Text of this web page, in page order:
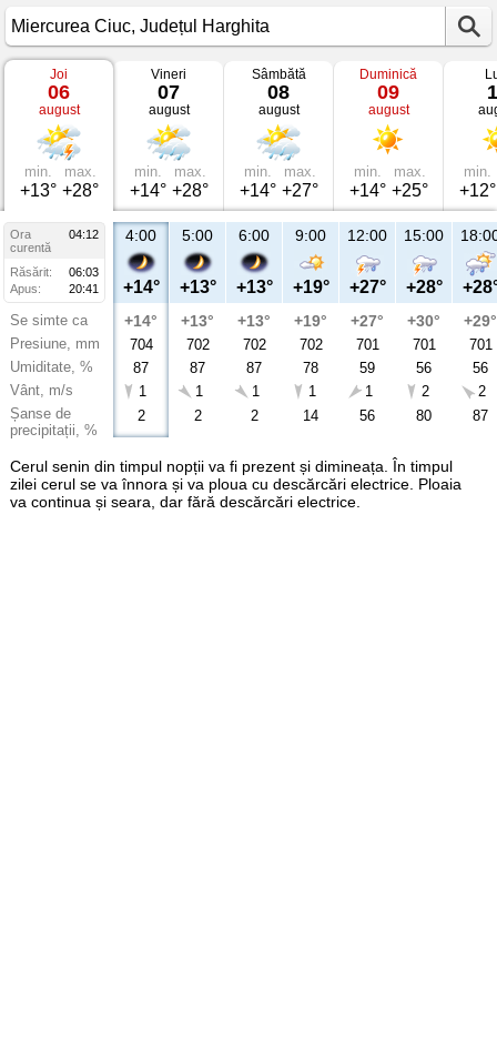
Vremea
Miercurea
Ciuc
Județul
Harghita
Joi
06
august
min.
+13°
max.
+28°
Vineri
07
august
min.
+14°
max.
+28°
Sâmbătă
08
august
min.
+14°
max.
+27°
Duminică
09
august
min.
+14°
max.
+25°
min.
+12°
Ora
04:12
curentă
Răsărit:
06:03
Apus:
20:41
Se simte ca
Presiune, mm
Umiditate, %
Vânt, m/s
Șanse de
precipitații, %
4:00
+14°
+14°
704
87
1
2
5:00
+13°
+13°
702
87
1
2
6:00
+13°
+13°
702
87
1
2
9:00
+19°
+19°
702
78
1
14
12:00
+27°
+27°
701
59
1
56
15:00
+28°
+30°
701
56
2
80
+29°
701
56
2
87
Cerul senin din timpul nopții va fi prezent și dimineața. În timpul
zilei cerul se va înnora și va ploua cu descărcări electrice. Ploaia
va continua și seara, dar fără descărcări electrice.